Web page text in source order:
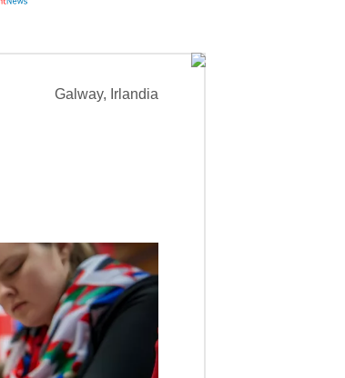
Galway, Irlandia